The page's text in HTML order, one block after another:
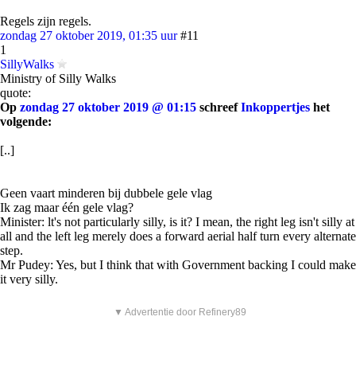
Regels zijn regels.
zondag 27 oktober 2019, 01:35 uur #11
1
SillyWalks
Ministry of Silly Walks
quote:
Op zondag 27 oktober 2019 @ 01:15 schreefInkoppertjes het
volgende:
[..]
Geen vaart minderen bij dubbele gele vlag
Ik zag maar één gele vlag?
Minister: lt's not particularly silly, is it? I mean, the right leg isn't silly at
all and the left leg merely does a forward aerial half turn every alternate
step.
Mr Pudey: Yes, but I think that with Government backing I could make
it very silly.
▼ Advertentie door Refinery89